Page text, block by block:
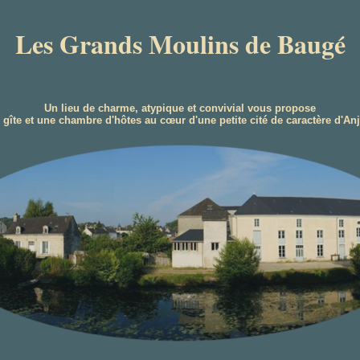
Les Grands Moulins de Baugé
Un lieu de charme, atypique et convivial vous propose
gîte et une chambre d'hôtes au cœur d'une petite cité de caractère